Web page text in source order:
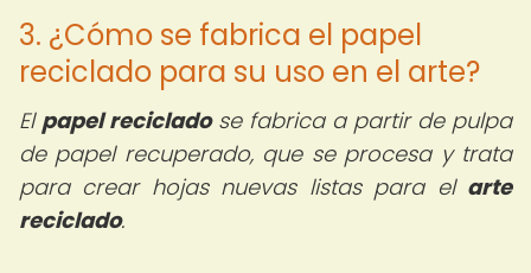
3. ¿Cómo se fabrica el papel
reciclado para su uso en el arte?
El papel recicladose fabrica a partir de pulpa
de papel recuperado, que se procesa y trata
para crear hojas nuevas listas para el arte
reciclado.